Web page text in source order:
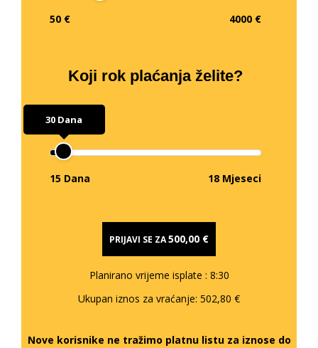
50 € 4000 €
Koji rok plaćanja želite?
30 Dana
15 Dana 18 Mjeseci
PRIJAVI SE ZA500,00 €
Planirano vrijeme isplate : 8:30
Ukupan iznos za vraćanje: 502,80 €
Nove korisnike ne tražimo platnu listu za iznose do